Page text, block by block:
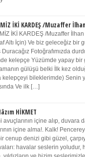
İKİ KARDEŞ /Muzaffer İlhan
İKİ KARDEŞ /Muzaffer
Altı İçin) Ve biz geleceğiz bir
Duracağız Fotoğrafımızda
kelepçe Yüzümde yapay bir
gülüşü belki İlk kez
kelepçeyi bileklerimde) Senin
Ve ilk […]
HİKMET
avuçlarının içine alıp, duvara
içine alma!. Kalk!
cenup denizi gibi güzel,
havalar seslerin yoludur,